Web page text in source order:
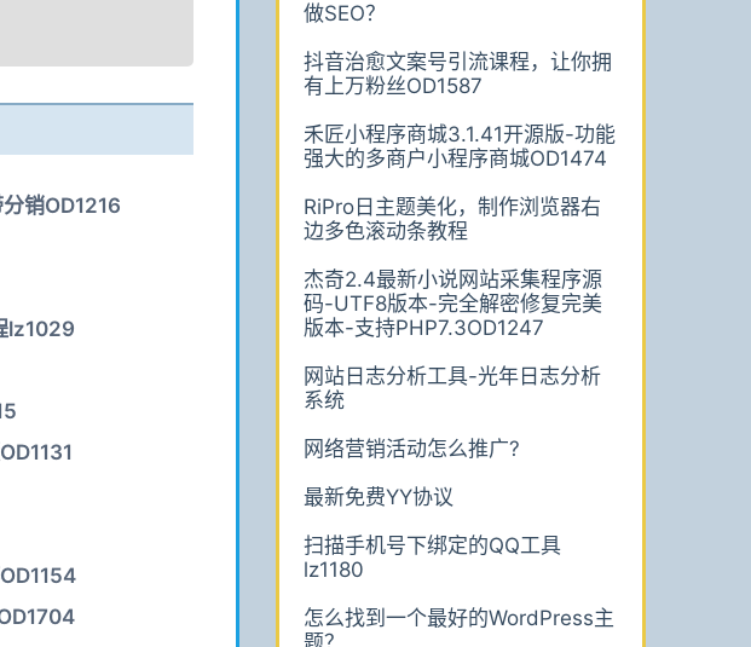
销OD1216
lz1029
做SEO？
抖音治愈文案号引流课程，让你拥
有上万粉丝OD1587
禾匠小程序商城3.1.41开源版-功能
强大的多商户小程序商城OD1474
RiPro日主题美化，制作浏览器右
边多色滚动条教程
杰奇2.4最新小说网站采集程序源
码-UTF8版本-完全解密修复完美
版本-支持PHP7.3OD1247
网站日志分析工具-光年日志分析
系统
网络营销活动怎么推广?
最新免费YY协议
扫描手机号下绑定的QQ工具
lz1180
怎么找到一个最好的WordPress主
题？